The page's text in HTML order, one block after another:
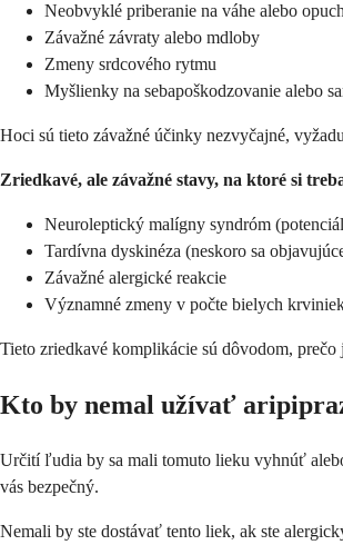
Neobvyklé priberanie na váhe alebo opuch
Závažné závraty alebo mdloby
Zmeny srdcového rytmu
Myšlienky na sebapoškodzovanie alebo
Hoci sú tieto závažné účinky nezvyčajné,
Zriedkavé, ale závažné stavy, na ktoré si
Neuroleptický malígny syndróm
Tardívna dyskinéza (neskoro sa
Závažné alergické reakcie
Významné zmeny v počte bielych
Tieto zriedkavé komplikácie sú dôvodom,
Kto by nemal užívať
Určití ľudia by sa mali tomuto lieku vyhnúť
vás bezpečný.
Nemali by ste dostávať tento liek, ak ste